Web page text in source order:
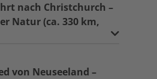
nach Christchurch –
Natur (ca. 330 km,
von Neuseeland –